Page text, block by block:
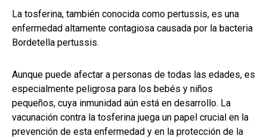
La tosferina, también conocida como pertussis, es una
enfermedad altamente contagiosa causada por la bacteria
Bordetella pertussis.
Aunque puede afectar a personas de todas las edades, es
especialmente peligrosa para los bebés y niños
pequeños, cuya inmunidad aún está en desarrollo. La
vacunación contra la tosferina juega un papel crucial en la
prevención de esta enfermedad y en la protección de la